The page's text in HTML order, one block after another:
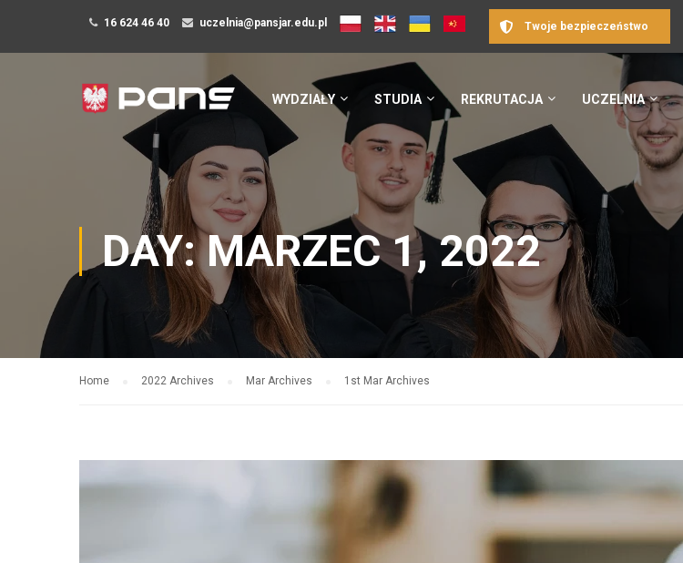
16 624 46 40 uczelnia@pansjar.edu.pl Twoje bezpieczeństwo
WYDZIAŁY STUDIA REKRUTACJA UCZELNIA
DAY: MARZEC 1, 2022
Home 2022 Archives Mar Archives 1st Mar Archives